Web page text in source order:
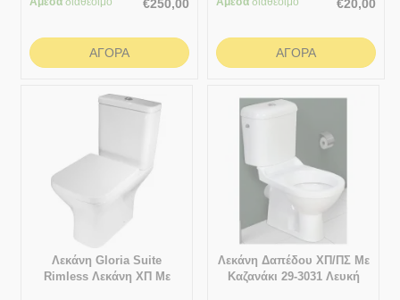
€250,00
ΑΓΟΡΆ
€20,00
ΑΓΟΡΆ
Λεκάνη Gloria Suite
Rimless Λεκάνη ΧΠ Με
Λεκάνη Δαπέδου ΧΠ/ΠΣ Με
Καζανάκι 29-3031 Λευκή